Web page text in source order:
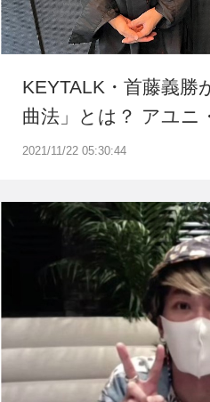
2021/11/22 05:30:44
KEYTALK・首藤義勝
曲法」とは？ アユニ